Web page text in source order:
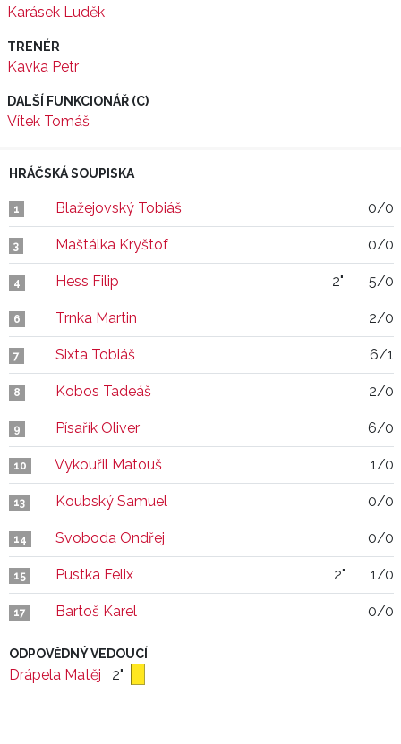
Karásek Luděk
TRENÉR
Kavka Petr
DALŠÍ FUNKCIONÁŘ (C)
Vítek Tomáš
HRÁČSKÁ SOUPISKA
1 Blažejovský Tobiáš 0/0
3 Maštálka Kryštof 0/0
4 Hess Filip 2" 5/0
6 Trnka Martin 2/0
7 Sixta Tobiáš 6/1
8 Kobos Tadeáš 2/0
9 Písařík Oliver 6/0
10 Vykouřil Matouš 1/0
13 Koubský Samuel 0/0
14 Svoboda Ondřej 0/0
15 Pustka Felix 2" 1/0
17 Bartoš Karel 0/0
ODPOVĚDNÝ VEDOUCÍ
Drápela Matěj 2"